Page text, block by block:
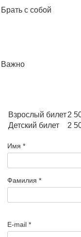
Брать с собой
Важно
Взрослый билет2
Детский билет
2
Имя *
Фамилия *
E-mail *